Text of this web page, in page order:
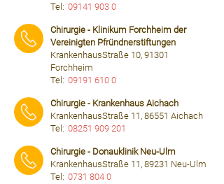
Tel: 09141 903 0
Chirurgie - Klinikum Forchheim der
Vereinigten Pfründnerstiftungen
KrankenhausStraße 10, 91301
Forchheim
Tel: 09191 610 0
Chirurgie - Krankenhaus Aichach
KrankenhausStraße 11, 86551 Aichach
Tel: 08251 909 201
Chirurgie - Donauklinik Neu-Ulm
KrankenhausStraße 11, 89231 Neu-Ulm
Tel: 0731 804 0